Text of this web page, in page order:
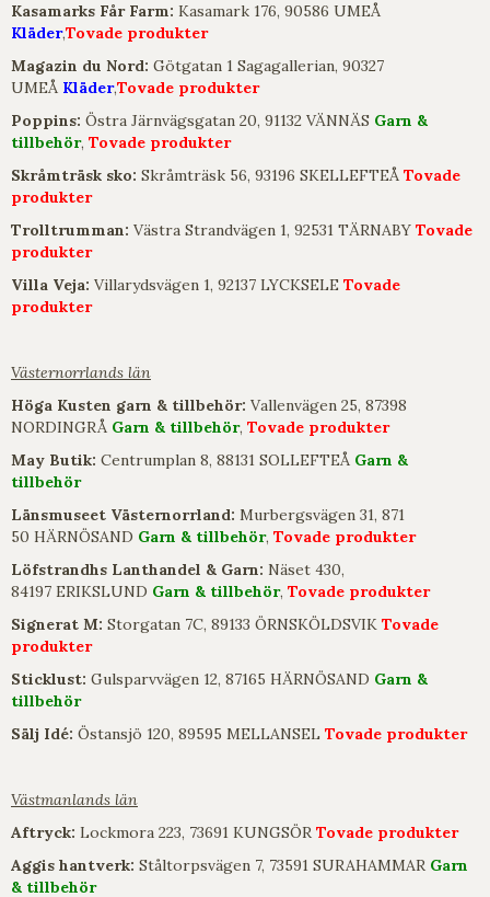
Kasamarks Får Farm: Kasamark 176, 90586 UMEÅ
Kläder,Tovade produkter
Magazin du Nord: Götgatan 1 Sagagallerian, 90327
UMEÅ Kläder,Tovade produkter
Poppins: Östra Järnvägsgatan 20, 91132 VÄNNÄS Garn &
tillbehör, Tovade produkter
Skråmträsk sko: Skråmträsk 56, 93196 SKELLEFTEÅ Tovade
produkter
Trolltrumman: Västra Strandvägen 1, 92531 TÄRNABY Tovade
produkter
Villa Veja: Villarydsvägen 1, 92137 LYCKSELE Tovade
produkter
Västernorrlands län
Höga Kusten garn & tillbehör: Vallenvägen 25, 87398
NORDINGRÅ Garn & tillbehör, Tovade produkter
May Butik: Centrumplan 8, 88131 SOLLEFTEÅ Garn &
tillbehör
Länsmuseet Västernorrland: Murbergsvägen 31, 871
50 HÄRNÖSAND Garn & tillbehör, Tovade produkter
Löfstrandhs Lanthandel & Garn: Näset 430,
84197 ERIKSLUND Garn & tillbehör, Tovade produkter
Signerat M: Storgatan 7C, 89133 ÖRNSKÖLDSVIK Tovade
produkter
Sticklust: Gulsparvvägen 12, 87165 HÄRNÖSAND Garn &
tillbehör
Sälj Idé: Östansjö 120, 89595 MELLANSEL Tovade produkter
Västmanlands län
Aftryck: Lockmora 223, 73691 KUNGSÖR Tovade produkter
Aggis hantverk: Ståltorpsvägen 7, 73591 SURAHAMMAR Garn
& tillbehör